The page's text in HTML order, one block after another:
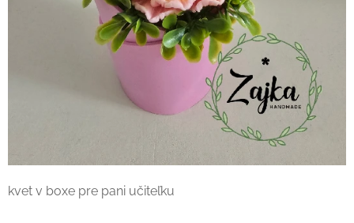
kvet v boxe pre pani učiteľku